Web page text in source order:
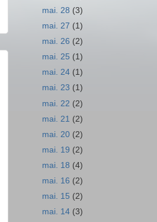
mai. 28 (3)
mai. 27 (1)
mai. 26 (2)
mai. 25 (1)
mai. 24 (1)
mai. 23 (1)
mai. 22 (2)
mai. 21 (2)
mai. 20 (2)
mai. 19 (2)
mai. 18 (4)
mai. 16 (2)
mai. 15 (2)
mai. 14 (3)